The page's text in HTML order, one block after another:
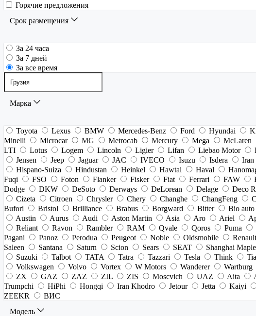
Горячие предложения
Срок размещения
За 24 часа
За 7 дней
За все время
Марка
Toyota Lexus BMW Mercedes-Benz Ford Hyundai
Minelli
Microcar MG Metrocab Mercury Mega McLaren
LTI
Lotus Logem Lincoln Ligier Lifan Liebao Motor
Jensen
Jeep Jaguar JAC IVECO Isuzu Isdera Iran
Hispano-Suiza
Hindustan Heinkel Hawtai Haval
Fuqi
FSO Foton Flanker Fisker Fiat Ferrari FAW
Dodge
DKW DeSoto Derways DeLorean Delage Deco
Cizeta
Citroen Chrysler Chery Changhe ChangFeng
Bufori
Bristol Brilliance Brabus Borgward Bitter Bio auto
Austin
Aurus Audi Aston Martin Asia Aro Ariel
Reliant
Ravon Rambler RAM Qvale Qoros Puma
Pagani
Panoz Perodua Peugeot Noble Oldsmobile
Saleen
Santana Saturn Scion Sears SEAT Shanghai Maple
Suzuki
Talbot TATA Tatra Tazzari Tesla Think
Volkswagen
Volvo Vortex W Motors Wanderer Wartburg
ZX
GAZ ZAZ ZIL ZIS Moscvich UAZ Aita
Trumpchi
HiPhi Hongqi Iran Khodro Jetour Jetta Kaiyi
ZEEKR
ВИС
Модель